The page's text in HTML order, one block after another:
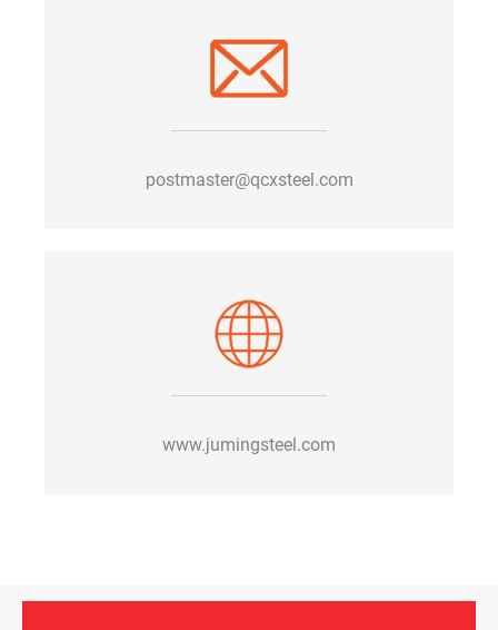
postmaster@qcxsteel.com
www.jumingsteel.com